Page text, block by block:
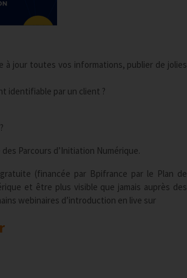
à jour toutes vos informations, publier de jolies
identifiable par un client ?
Parcours d’Initiation Numérique.
(financée par Bpifrance par le Plan de
et être plus visible que jamais auprès des
webinaires d’introduction en live sur